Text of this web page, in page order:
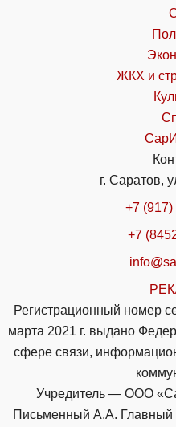
ЖКХ и
г. Саратов,
+7
+7
Регистрационный номер
марта 2021 г. выдано
сфере связи,
Учредитель — ООО
Письменный А.А.